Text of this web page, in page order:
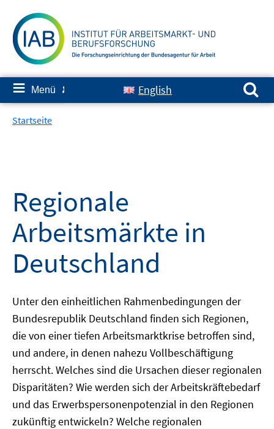
zum
Inhalt
≡ Menü ✘ English
Suchen nach:
Startseite
Regionale
Arbeitsmärkte in
Deutschland
Unter den einheitlichen Rahmenbedingungen der
Bundesrepublik Deutschland finden sich Regionen,
die von einer tiefen Arbeitsmarktkrise betroffen sind,
und andere, in denen nahezu Vollbeschäftigung
herrscht. Welches sind die Ursachen dieser regionalen
Disparitäten? Wie werden sich der Arbeitskräftebedarf
und das Erwerbspersonenpotenzial in den Regionen
zukünftig entwickeln? Welche regionalen